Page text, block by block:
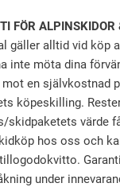
FÖR ALPINSKIDOR
gäller alltid vid köp
inte möta dina
en självkostnad
köpeskilling.
skidpaketets värde
hos oss och
under